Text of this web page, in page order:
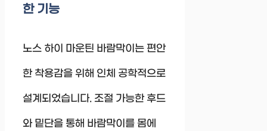
한 기능
노스 하이 마운틴 바람막이는 편안
한 착용감을 위해 인체 공학적으로
설계되었습니다. 조절 가능한 후드
와 밑단을 통해 바람막이를 몸에